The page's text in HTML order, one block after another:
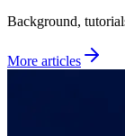
Background,
More articles